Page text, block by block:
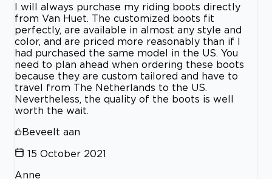
I will always purchase my riding boots directly
from Van Huet. The customized boots fit
perfectly, are available in almost any style and
color, and are priced more reasonably than if I
had purchased the same model in the US. You
need to plan ahead when ordering these boots
because they are custom tailored and have to
travel from The Netherlands to the US.
Nevertheless, the quality of the boots is well
worth the wait.
Beveelt aan
15 October 2021
Anne